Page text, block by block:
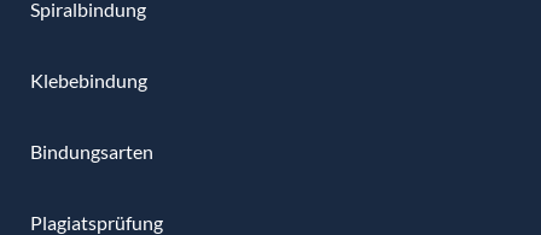
Spiralbindung
Klebebindung
Bindungsarten
Plagiatsprüfung